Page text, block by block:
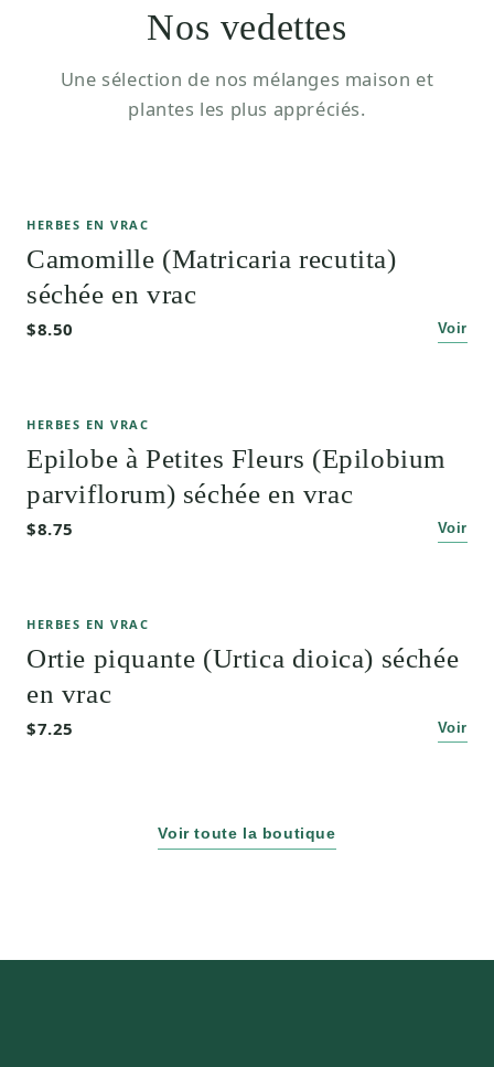
Nos vedettes
Une sélection de nos mélanges maison et
plantes les plus appréciés.
HERBES EN VRAC
Camomille (Matricaria recutita)
séchée en vrac
$8.50 Voir
HERBES EN VRAC
Epilobe à Petites Fleurs (Epilobium
parviflorum) séchée en vrac
$8.75 Voir
HERBES EN VRAC
Ortie piquante (Urtica dioica) séchée
en vrac
$7.25 Voir
Voir toute la boutique